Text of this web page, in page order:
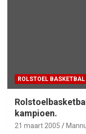
ROLSTOEL BASKETBAL
kampioen.
21 maart 2005